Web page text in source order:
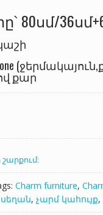
80սմ/
քար
Charm furniture,
սեղան, չարմ կահույք,